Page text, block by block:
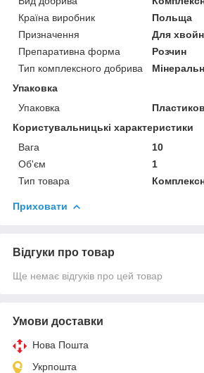
Країна виробник
Польща
Призначення
Для
Препаративна форма
Розчин
Тип комплексного добрива
Упаковка
Упаковка
Користувальницькі характеристики
Вага
10
Об'єм
1
Тип товара
Приховати
Відгуки про товар
Ще немає відгуків про цей товар
Умови доставки
Нова Пошта
Укрпошта